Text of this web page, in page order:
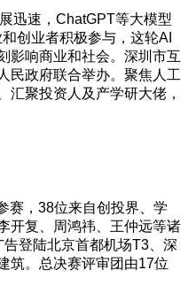
迅速，ChatGPT等大模型
创业者积极参与，这轮AI
影响商业和社会。深圳市互
民政府联合举办。聚焦人工
汇聚投资人及产学研大佬，
赛，38位来自创投界、学
开复、周鸿祎、王仲远等诸
登陆北京首都机场T3、深
筑。总决赛评审团由17位